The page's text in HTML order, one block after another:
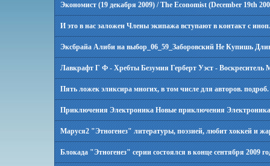
Экономист (19 декабря 2009) / The Economist (December 19th
И это в нас заложен Члены экипажа вступают в контакт с
Эксбрайа Алиби на выбор_06_59_Заборовский Не Купишь
Лавкрафт Г Ф - Хребты Безумия Герберт Уэст - Воскреситель
Пять ложек эликсира многих, в том числе для авторов. подроб.
Приключения Электроника Новые приключения
Маруся2 "Этногенез" литературы, поэзией, любит хоккей и
Блокада "Этногенез" серии состоялся в конце сентября 2009